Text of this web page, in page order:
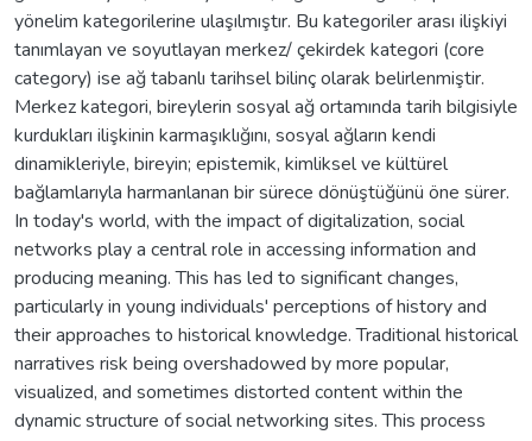
yönelim kategorilerine ulaşılmıştır. Bu kategoriler arası ilişkiyi
tanımlayan ve soyutlayan merkez/ çekirdek kategori (core
category) ise ağ tabanlı tarihsel bilinç olarak belirlenmiştir.
Merkez kategori, bireylerin sosyal ağ ortamında tarih bilgisiyle
kurdukları ilişkinin karmaşıklığını, sosyal ağların kendi
dinamikleriyle, bireyin; epistemik, kimliksel ve kültürel
bağlamlarıyla harmanlanan bir sürece dönüştüğünü öne sürer.
In today's world, with the impact of digitalization, social
networks play a central role in accessing information and
producing meaning. This has led to significant changes,
particularly in young individuals' perceptions of history and
their approaches to historical knowledge. Traditional historical
narratives risk being overshadowed by more popular,
visualized, and sometimes distorted content within the
dynamic structure of social networking sites. This process